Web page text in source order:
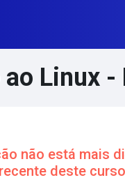
Linux -
não está mais
deste